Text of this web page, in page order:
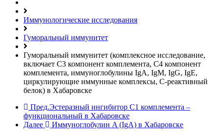
Иммунологические исследования
Гуморальный иммунитет
Гуморальный иммунитет (комплексное исследование,
включает С3 компонент комплемента, С4 компонент
комплемента, иммуноглобулины IgА, IgМ, IgG, IgE,
циркулирующие иммунные комплексы, С-реактивный
белок) в Хабаровске
Пред.Эстеразный ингибитор С1 комплемента –
функциональный в Хабаровске
Далее
Иммуноглобулин A (IgA) в Хабаровске